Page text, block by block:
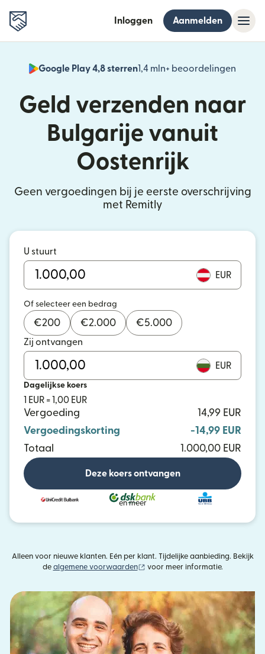
Inloggen Aanmelden
Google Play 4,8 sterren1,4 mln+ beoordelingen
Geld verzenden naar
Bulgarije vanuit
Oostenrijk
Geen vergoedingen bij je eerste overschrijving
met Remitly
U stuurt
EUR
Of selecteer een bedrag
€200 €2.000 €5.000
Zij ontvangen
EUR
Dagelijkse koers
1 EUR = 1,00 EUR
Vergoeding
14,99 EUR
Vergoedingskorting
-14,99 EUR
Totaal
1.000,00 EUR
Deze koers ontvangen
en meer
Alleen voor nieuwe klanten. Eén per klant. Tijdelijke aanbieding. Bekijk
de algemene voorwaarden (wordt geopend in een nieuw
voor meer informatie.